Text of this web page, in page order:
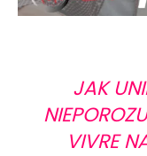
JAK
VIVRE